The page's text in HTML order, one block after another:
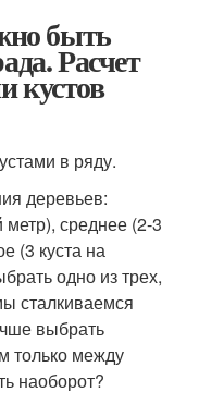
быть
Расчет
кустов
в ряду.
деревьев:
среднее (2-3
(3 куста на
одно из трех,
сталкиваемся
выбрать
только между
наоборот?